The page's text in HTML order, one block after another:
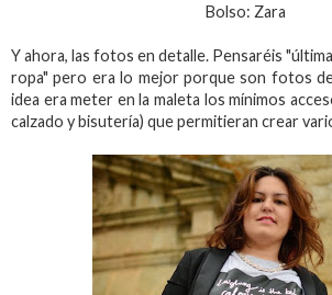
Bolso: Zara
Y ahora, las fotos en detalle. Pensaréis
ropa" pero era lo mejor porque son fotos
idea era meter en la maleta los mínimos
calzado y bisutería) que permitieran crear